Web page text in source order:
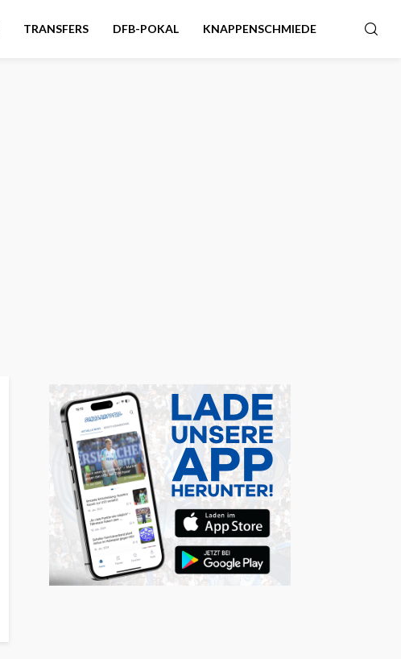
TRANSFERS DFB-POKAL KNAPPENSCHMIEDE